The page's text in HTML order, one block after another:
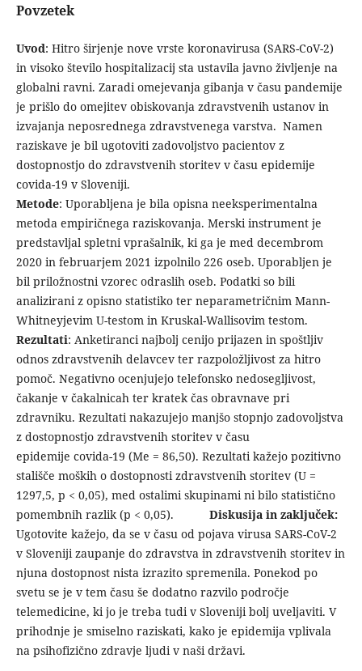
Povzetek
Uvod: Hitro širjenje nove vrste koronavirusa (SARS-CoV-2)
in visoko število hospitalizacij sta ustavila javno življenje na
globalni ravni. Zaradi omejevanja gibanja v času pandemije
je prišlo do omejitev obiskovanja zdravstvenih ustanov in
izvajanja neposrednega zdravstvenega varstva. Namen
raziskave je bil ugotoviti zadovoljstvo pacientov z
dostopnostjo do zdravstvenih storitev v času epidemije
covida-19 v Sloveniji.
Metode: Uporabljena je bila opisna neeksperimentalna
metoda empiričnega raziskovanja. Merski instrument je
predstavljal spletni vprašalnik, ki ga je med decembrom
2020 in februarjem 2021 izpolnilo 226 oseb. Uporabljen je
bil priložnostni vzorec odraslih oseb. Podatki so bili
analizirani z opisno statistiko ter neparametričnim Mann-
Whitneyjevim U-testom in Kruskal-Wallisovim testom.
Rezultati: Anketiranci najbolj cenijo prijazen in spoštljiv
odnos zdravstvenih delavcev ter razpoložljivost za hitro
pomoč. Negativno ocenjujejo telefonsko nedosegljivost,
čakanje v čakalnicah ter kratek čas obravnave pri
zdravniku. Rezultati nakazujejo manjšo stopnjo zadovoljstva
z dostopnostjo zdravstvenih storitev v času
epidemije covida-19 (Me = 86,50). Rezultati kažejo pozitivno
stališče moških o dostopnosti zdravstvenih storitev (U =
1297,5, p < 0,05), med ostalimi skupinami ni bilo statistično
pomembnih razlik (p < 0,05). Diskusija in zaključek:
Ugotovite kažejo, da se v času od pojava virusa SARS-CoV-2
v Sloveniji zaupanje do zdravstva in zdravstvenih storitev in
njuna dostopnost nista izrazito spremenila. Ponekod po
svetu se je v tem času še dodatno razvilo področje
telemedicine, ki jo je treba tudi v Sloveniji bolj uveljaviti. V
prihodnje je smiselno raziskati, kako je epidemija vplivala
na psihofizično zdravje ljudi v naši državi.